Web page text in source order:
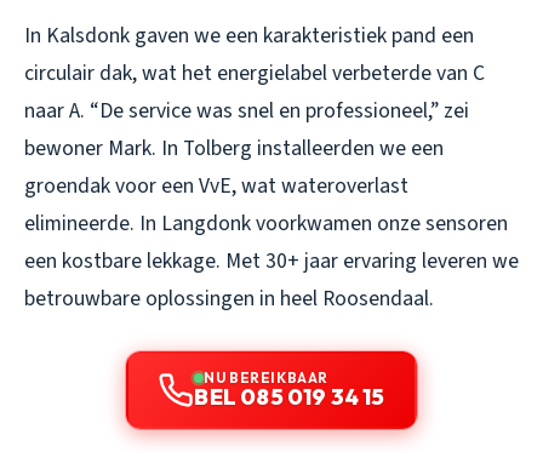
In Kalsdonk gaven we een karakteristiek pand een
circulair dak, wat het energielabel verbeterde van C
naar A. “De service was snel en professioneel,” zei
bewoner Mark. In Tolberg installeerden we een
groendak voor een VvE, wat wateroverlast
elimineerde. In Langdonk voorkwamen onze sensoren
een kostbare lekkage. Met 30+ jaar ervaring leveren we
betrouwbare oplossingen in heel Roosendaal.
NU BEREIKBAAR
BEL 085 019 34 15